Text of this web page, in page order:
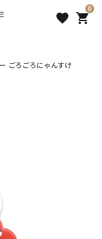
favorite
0
shopping_cart
まる
フレンズ
ごろごろにゃんすけ